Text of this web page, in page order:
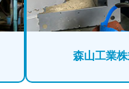
森山工業